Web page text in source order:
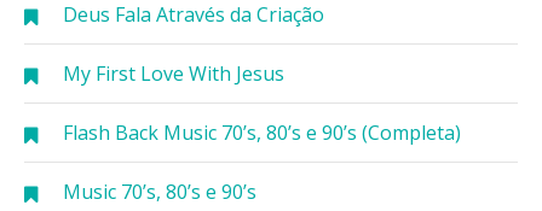
Deus Fala Através da Criação
My First Love With Jesus
Flash Back Music 70’s, 80’s e 90’s (Completa)
Music 70’s, 80’s e 90’s